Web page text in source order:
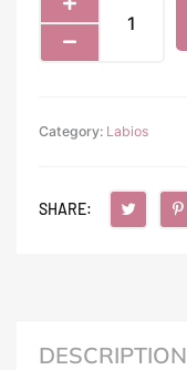
Breaker)
Category: Labios
SHARE:
DESCRIPTION